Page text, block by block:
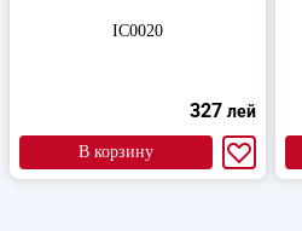
IC0020
327 лей
В корзину